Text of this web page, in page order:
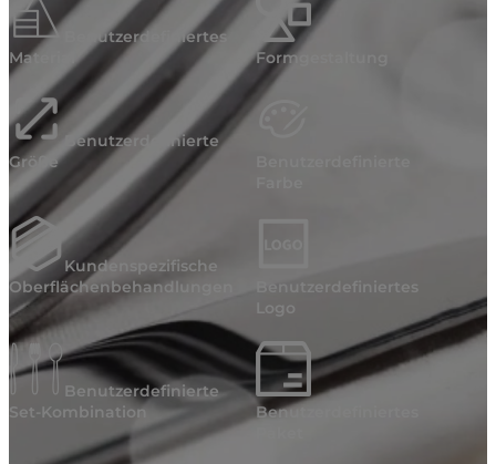
Benutzerdefiniertes
Material
Formgestaltung
Benutzerdefinierte
Größe
Kundenspezifische
Oberflächenbehandlungen
Benutzerdefiniertes
Logo
Benutzerdefinierte
Set-Kombination
Benutzerdefiniertes